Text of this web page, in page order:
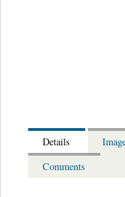
Details
Comments